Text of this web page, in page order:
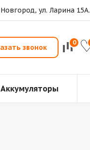
ул. Ларина 15А.
звонок
0
Аккумуляторы